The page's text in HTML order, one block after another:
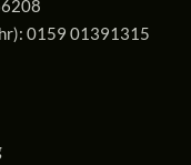
0159 01391315